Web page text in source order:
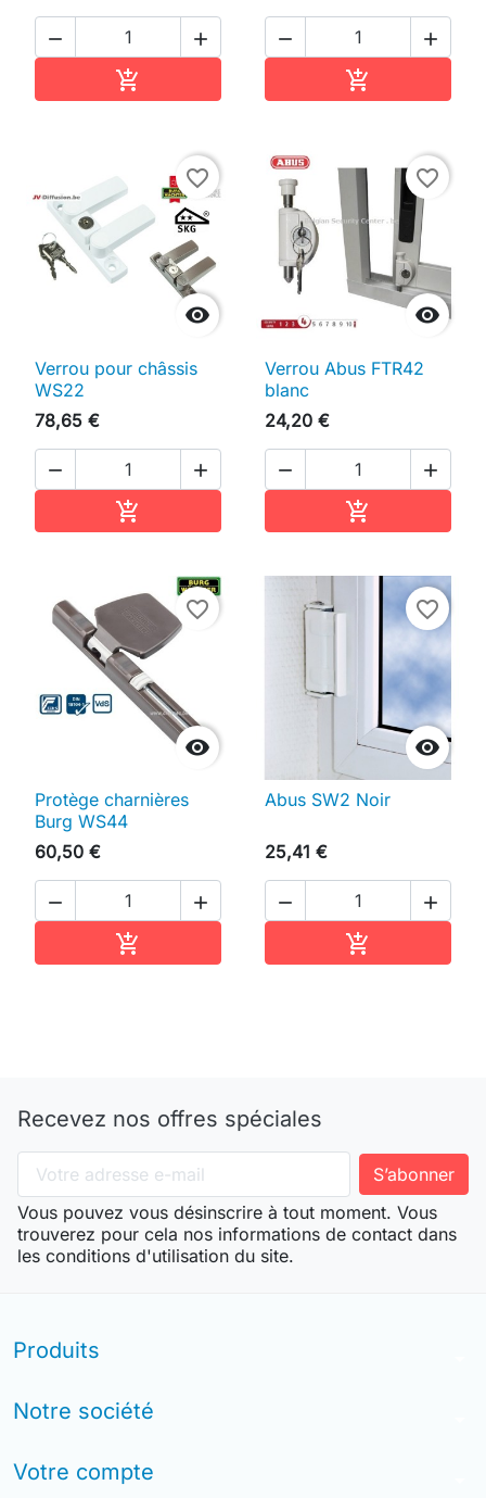
 

 


favorite_border
Verrou pour châssis
WS22
78,65 €
 


favorite_border
Verrou Abus FTR42
blanc
24,20 €
 


favorite_border
Protège charnières
Burg WS44
60,50 €
 


favorite_border
Abus SW2 Noir
25,41 €
 

Recevez nos offres spéciales
Vous pouvez vous désinscrire à tout moment. Vous
trouverez pour cela nos informations de contact dans
les conditions d'utilisation du site.
Produits
Notre société
Votre compte